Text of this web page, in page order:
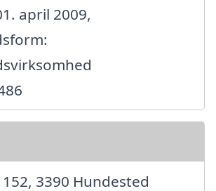
april 2009,
3390 Hundested